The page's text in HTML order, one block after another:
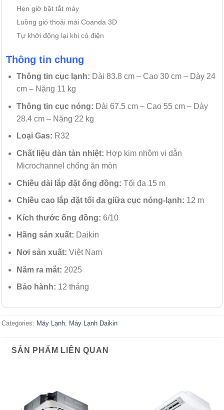
Hẹn giờ bật tắt máy
Luồng gió thoải mái Coanda 3D
Tự khởi động lại khi có điện
Thông tin chung
Thông tin cục lạnh: Dài 83.8 cm – Cao 30 cm – Dày 24
cm – Nặng 11 kg
Thông tin cục nóng: Dài 67.5 cm – Cao 55 cm – Dày
28.4 cm – Nặng 22 kg
Loại Gas: R32
Chất liệu dàn tản nhiệt: Hợp kim nhôm vi dẫn
Microchannel chống ăn mòn
Chiều dài lắp đặt ống đồng: Tối đa 15 m
Chiều cao lắp đặt tối đa giữa cục nóng-lạnh: 12 m
Kích thước ống đồng: 6/10
Hãng sản xuất: Daikin
Nơi sản xuất: Việt Nam
Năm ra mắt: 2025
Bảo hành: 12 tháng
Categories: Máy Lạnh, Máy Lạnh Daikin
SẢN PHẨM LIÊN QUAN